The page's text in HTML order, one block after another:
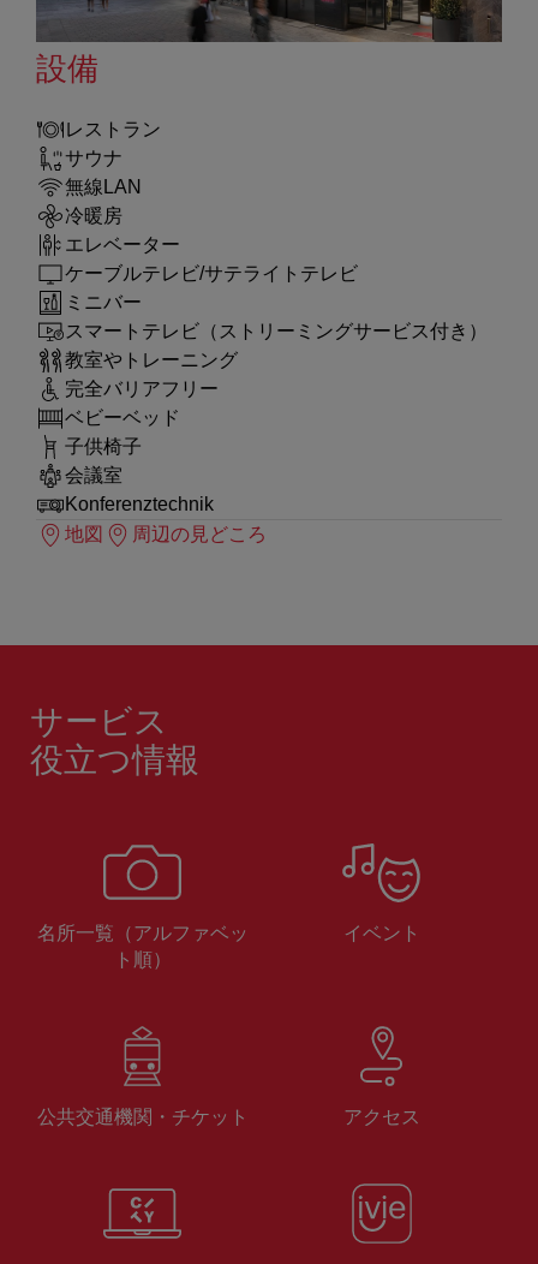
設備
レストラン
サウナ
無線LAN
冷暖房
エレベーター
ケーブルテレビ/サテライトテレビ
ミニバー
スマートテレビ（ストリーミングサービス付き）
教室やトレーニング
完全バリアフリー
ベビーベッド
子供椅子
会議室
Konferenztechnik
地図
周辺の見どころ
サービス
役立つ情報
名所一覧（アルファベッ
ト順）
イベント
公共交通機関・チケット アクセス